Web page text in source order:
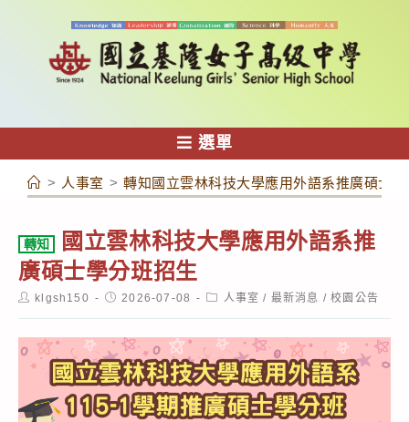
容
選單
> 人事室 > 轉知國立雲林科技大學應用外語系推廣碩士
轉知
國立雲林科技大學應用外語系推
廣碩士學分班招生
Postklgsh150
Post2026-07-08
Post人事室 / 最新消息 / 校園公告